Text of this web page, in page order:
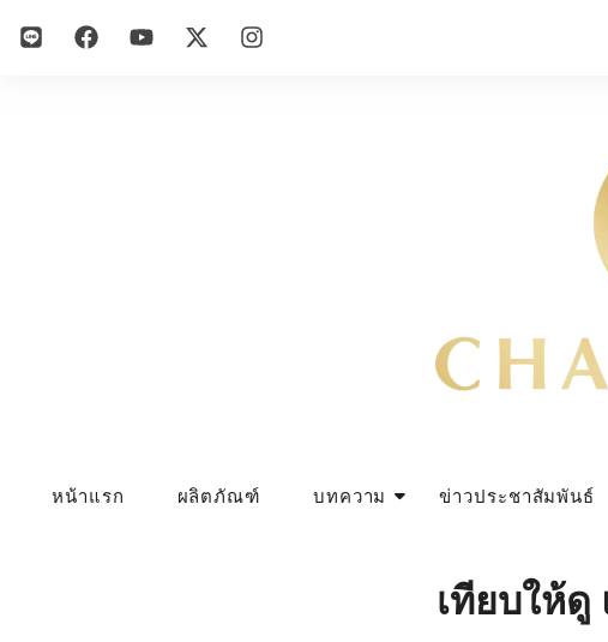
หน้าแรก ผลิตภัณฑ์ บทความ ข่าวประชาสัมพันธ์
เทียบให้ดู